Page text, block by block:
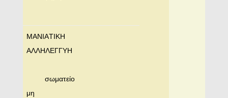
MANIAΤΙΚΗ
ΑΛΛΗΛΕΓΓΥΗ
σωματείο
μη